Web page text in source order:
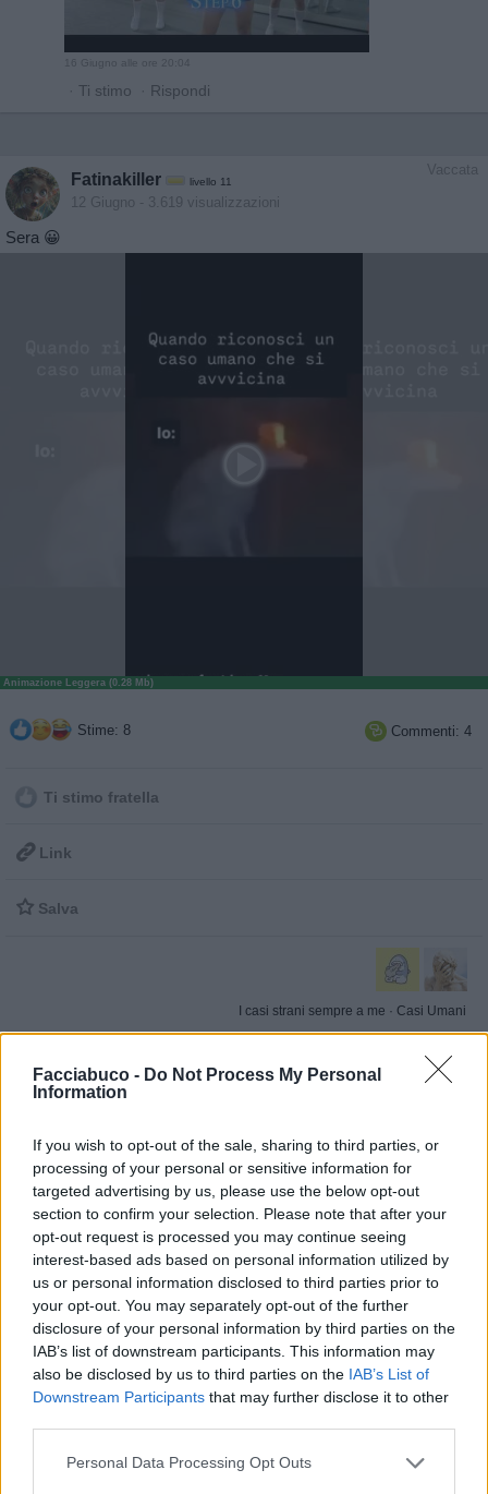
Facciabuco - Do Not Process My Personal
Information
If you wish to opt-out of the sale, sharing to third parties, or
processing of your personal or sensitive information for
targeted advertising by us, please use the below opt-out
section to confirm your selection. Please note that after your
opt-out request is processed you may continue seeing
interest-based ads based on personal information utilized by
us or personal information disclosed to third parties prior to
your opt-out. You may separately opt-out of the further
disclosure of your personal information by third parties on the
IAB’s list of downstream participants. This information may
also be disclosed by us to third parties on the IAB’s List of
Downstream Participants that may further disclose it to other
Personal Data Processing Opt Outs
16 Giugno alle ore 20:04
· Ti stimo · Rispondi
Vaccata
Fatinakiller livello 11
12 Giugno - 3.619 visualizzazioni
Sera 😀
Animazione Leggera (0.28 Mb)
Stime: 8  Commenti: 4
Ti stimo fratella
 Link
 Salva
I casi strani sempre a me · Casi Umani
Nicktuttipresi :Lo presti pure a me il lampeggiante
anti casi umani?😍😍
·Ti stimo· Rispondi
PAOLA63:Sei lampeggiante sorellina 😂😂😂😂
1
12 Giugno alle ore 20:34
·Ti stimo ·Rispondi
Fatinakiller :Nicktuttipresi Ma certo 😁😁👍
1
12 Giugno alle ore 20:38
·Ti stimo· Rispondi
Fatinakiller:PAOLA63 Anche troppo 😂😂🤣
12 Giugno alle ore 20:38